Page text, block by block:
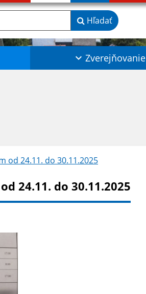
Hľadať
Zverejňovanie
od 24.11. do 30.11.2025
24.11. do 30.11.2025